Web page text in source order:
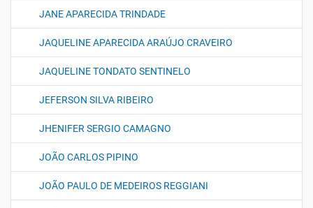
JANE APARECIDA TRINDADE
JAQUELINE APARECIDA ARAÚJO CRAVEIRO
JAQUELINE TONDATO SENTINELO
JEFERSON SILVA RIBEIRO
JHENIFER SERGIO CAMAGNO
JOÃO CARLOS PIPINO
JOÃO PAULO DE MEDEIROS REGGIANI